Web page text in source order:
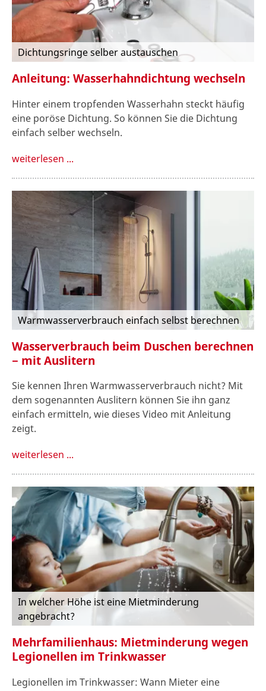
Dichtungsringe selber austauschen
Anleitung: Wasserhahndichtung wechseln
Hinter einem tropfenden Wasserhahn steckt häufig
eine poröse Dichtung. So können Sie die Dichtung
einfach selber wechseln.
weiterlesen ...
Warmwasserverbrauch einfach selbst berechnen
Wasserverbrauch beim Duschen berechnen
− mit Auslitern
Sie kennen Ihren Warmwasserverbrauch nicht? Mit
dem sogenannten Auslitern können Sie ihn ganz
einfach ermitteln, wie dieses Video mit Anleitung
zeigt.
weiterlesen ...
In welcher Höhe ist eine Mietminderung
angebracht?
Mehrfamilienhaus: Mietminderung wegen
Legionellen im Trinkwasser
Legionellen im Trinkwasser: Wann Mieter eine